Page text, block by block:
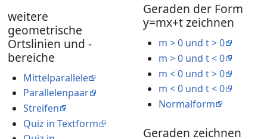
weitere
geometrische
Ortslinien und -
bereiche
Mittelparallele
Parallelenpaar
Streifen
Quiz in Textform
Geraden der Form
y=mx+t zeichnen
m > 0 und t > 0
m > 0 und t < 0
m < 0 und t > 0
m < 0 und t < 0
Normalform
Geraden zeichnen